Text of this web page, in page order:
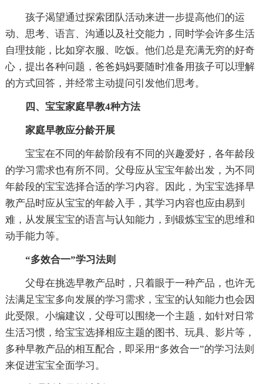
孩子渴望通过探索团队活动来进一步提高他们的运
动、思考、语言、沟通以及社交能力，同时学会许多生活
自理技能，比如穿衣服、吃饭。他们总是充满无穷的好奇
心，提出各种问题，爸爸妈妈要随时准备用孩子可以理解
的方式回答，并经常主动提问引发他们思考。
四、宝宝家庭早教4种方法
家庭早教应分龄开展
宝宝在不同的年龄阶段有不同的兴趣爱好，各年龄段
的学习需求也有所不同。父母应从宝宝年龄出发，为不同
年龄段的宝宝选择合适的学习内容。因此，为宝宝选择早
教产品时应从宝宝的年龄入手，其学习内容也应由易到
难，从发展宝宝的语言与认知能力，到锻炼宝宝的思维和
动手能力等。
“多效合一”学习法则
父母在挑选早教产品时，只着眼于一种产品，也许无
法满足宝宝多向发展的学习需求，宝宝的认知能力也会因
此受限。小编建议，父母可以围绕一个主题，如针对日常
生活习惯，给宝宝选择相应主题的图书、玩具、影片等，
多种早教产品的相互配合，即采用“多效合一”的学习法则
来促进宝宝全面学习。